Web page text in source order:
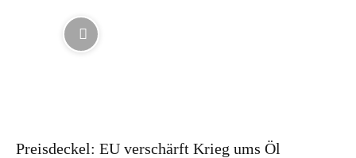
Preisdeckel: EU verschärft Krieg ums Öl